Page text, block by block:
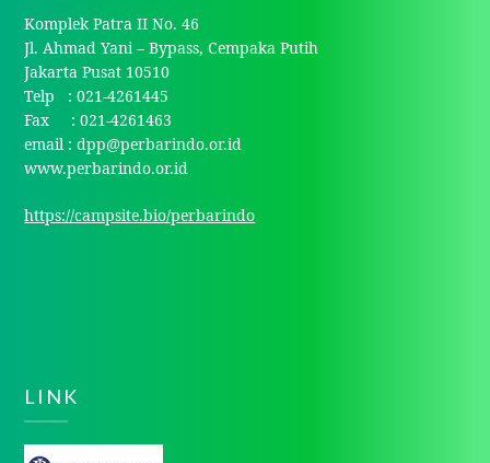
Komplek Patra II No. 46
Jl. Ahmad Yani – Bypass, Cempaka Putih
Jakarta Pusat 10510
Telp : 021-4261445
Fax : 021-4261463
email : dpp@perbarindo.or.id
www.perbarindo.or.id
https://campsite.bio/perbarindo
LINK